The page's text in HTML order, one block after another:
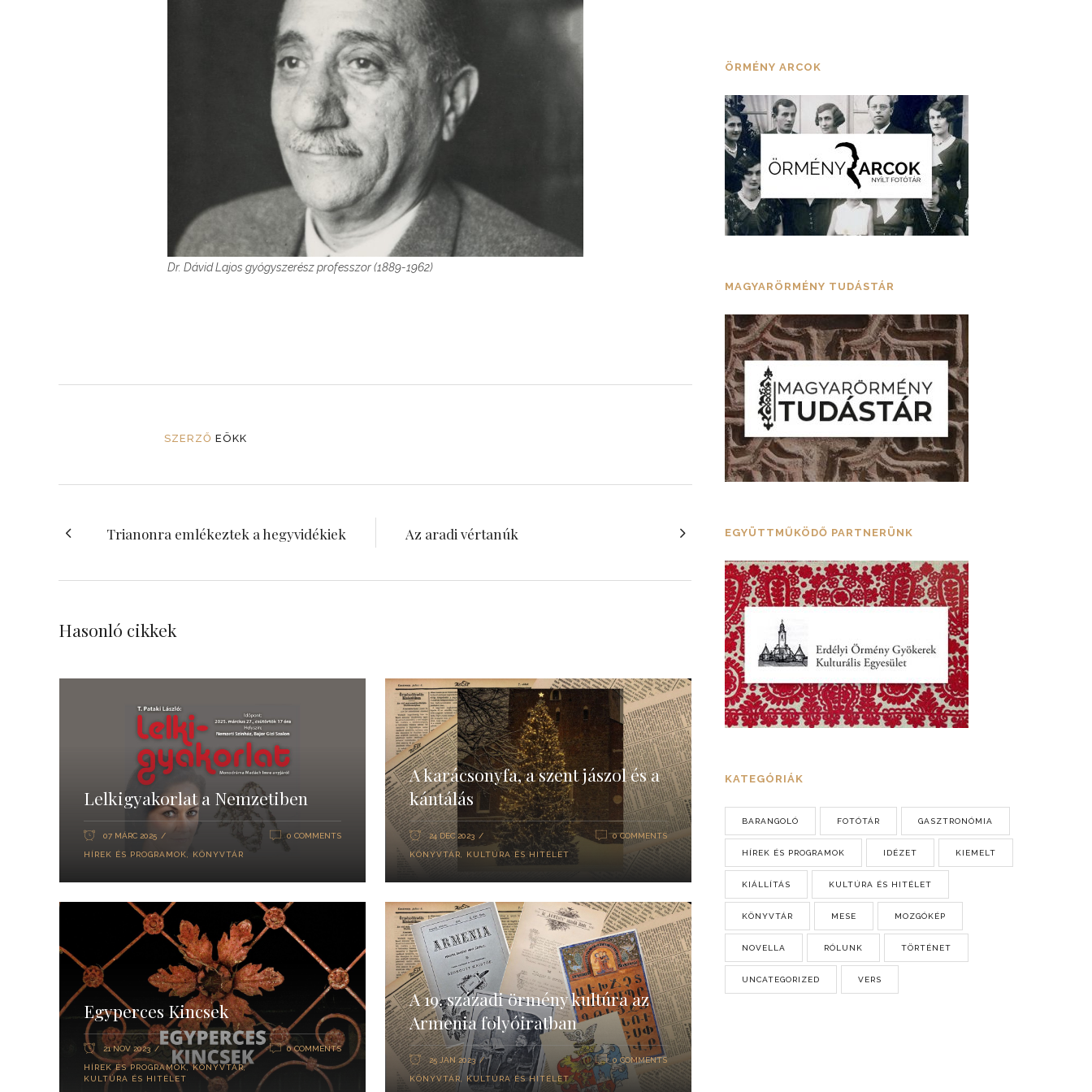
Dr. Dávid Lajos gyógyszerész professzor (1889-1962)
SZERZŐ EÖKK
Trianonra emlékeztek a hegyvidékiek Az aradi vértanúk
Hasonló cikkek
Lelkigyakorlat a Nemzetiben
07 MÁRC 2025
HÍREK ÉS PROGRAMOK, KÖNYVTÁR
0 COMMENTS
A karácsonyfa, a szent jászol és a
kántálás
24 DEC 2023
KÖNYVTÁR, KULTÚRA ÉS HITÉLET
0 COMMENTS
Egyperces Kincsek
21 NOV 2023
HÍREK ÉS PROGRAMOK,KÖNYVTÁR,
KULTÚRA ÉS HITÉLET
0 COMMENTS
A 19. századi örmény kultúra az
Armenia folyóiratban
25 JAN 2023
KÖNYVTÁR, KULTÚRA ÉS HITÉLET
0 COMMENTS
ÖRMÉNY ARCOK
MAGYARÖRMÉNY TUDÁSTÁR
EGYÜTTMŰKÖDŐ PARTNERÜNK
KATEGÓRIÁK
BARANGOLÓ FOTÓTÁR GASZTRONÓMIA
HÍREK ÉS PROGRAMOK IDÉZET KIEMELT
KIÁLLÍTÁS KULTÚRA ÉS HITÉLET
KÖNYVTÁR MESE MOZGÓKÉP
NOVELLA RÓLUNK TÖRTÉNET
UNCATEGORIZED VERS